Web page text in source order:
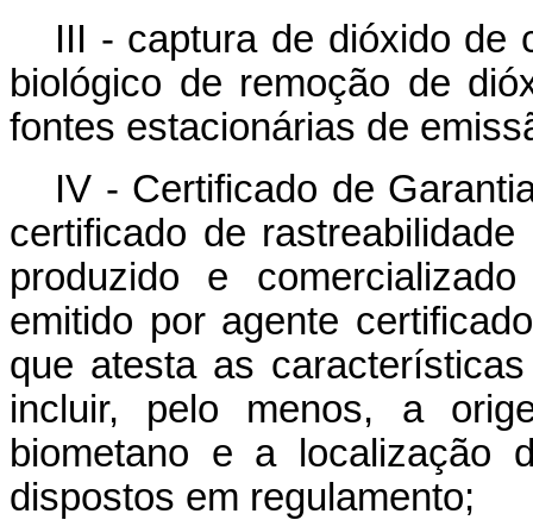
III - captura de dióxido de
biológico de remoção de
fontes estacionárias de
IV - Certificado de
certificado de
produzido e
emitido por agente
que atesta as
incluir, pelo menos, a
biometano e a localização
dispostos em regulamento;